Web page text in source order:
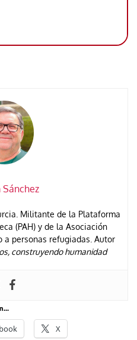
Sánchez
Militante de la Plataforma
(PAH) y de la Asociación
a personas refugiadas. Autor
construyendo humanidad
X